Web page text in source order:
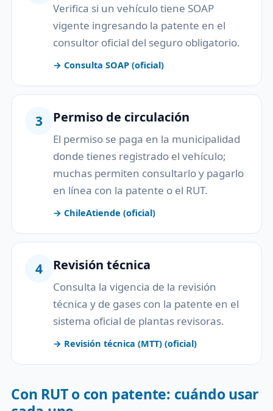
Verifica si un vehículo tiene SOAP
vigente ingresando la patente en el
consultor oficial del seguro obligatorio.
→ Consulta SOAP (oficial)
3 Permiso de circulación
El permiso se paga en la municipalidad
donde tienes registrado el vehículo;
muchas permiten consultarlo y pagarlo
en línea con la patente o el RUT.
→ ChileAtiende (oficial)
4 Revisión técnica
Consulta la vigencia de la revisión
técnica y de gases con la patente en el
sistema oficial de plantas revisoras.
→ Revisión técnica (MTT) (oficial)
Con RUT o con patente: cuándo usar